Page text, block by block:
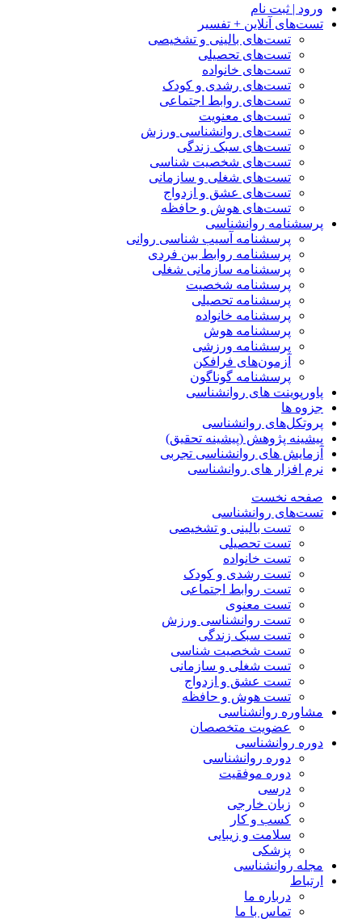
ورود | ثبت نام
تست‌های آنلاین + تفسیر
تست‌های بالینی و تشخیصی
تست‌های تحصیلی
تست‌های خانواده
تست‌های رشدی و کودک
تست‌های روابط اجتماعی
تست‌های معنویت
تست‌های روانشناسی ورزش
تست‌های سبک زندگی
تست‌های شخصیت شناسی
تست‌های شغلی و سازمانی
تست‌های عشق و ازدواج
تست‌های هوش و حافظه
پرسشنامه روانشناسی
پرسشنامه آسیب شناسی روانی
پرسشنامه روابط بین فردی
پرسشنامه سازمانی شغلی
پرسشنامه شخصیت
پرسشنامه تحصیلی
پرسشنامه خانواده
پرسشنامه هوش
پرسشنامه ورزشی
آزمون‌های فرافکن
پرسشنامه گوناگون
پاورپوینت های روانشناسی
جزوه ها
پروتکل‌های روانشناسی
پیشینه پژوهش (پیشینه تحقیق)
آزمایش های روانشناسی تجربی
نرم افزار های روانشناسی
صفحه نخست
تست‌های روانشناسی
تست بالینی و تشخیصی
تست تحصیلی
تست خانواده
تست رشدی و کودک
تست روابط اجتماعی
تست معنوی
تست روانشناسی ورزش
تست سبک زندگی
تست شخصیت شناسی
تست شغلی و سازمانی
تست عشق و ازدواج
تست هوش و حافظه
مشاوره روانشناسی
عضویت متخصصان
دوره روانشناسی
دوره روانشناسی
دوره موفقیت
درسی
زبان خارجی
کسب و کار
سلامت و زیبایی
پزشکی
مجله روانشناسی
ارتباط
درباره ما
تماس با ما